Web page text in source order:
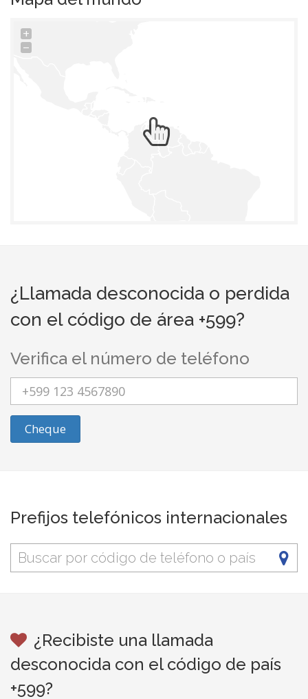
+
−
¿Llamada desconocida o perdida
con el código de área +599?
Verifica el número de teléfono
Cheque
Prefijos telefónicos internacionales
¿Recibiste una llamada
desconocida con el código de país
+599?